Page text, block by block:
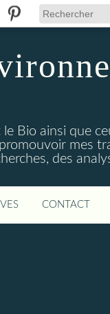
Bio ainsi que
mes
des
CONTACT